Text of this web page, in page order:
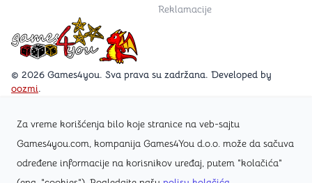
Za vreme korišćenja bilo koje stranice na veb-sajtu
Games4you.com, kompanija Games4You d.o.o. može da sačuva
određene informacije na korisnikov uređaj, putem "kolačića"
Games4you logo
© 2026 Games4you. Sva prava su zadržana. Developed by
oozmi.
Posetite Facebook stranicu /Games4you.rs
Zapratite Instagram profil @games4yours
Reklamacije